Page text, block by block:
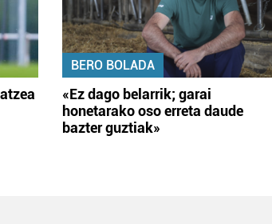
BERO BOLADA
«Ez dago belarrik; garai
honetarako oso erreta daude
bazter guztiak»